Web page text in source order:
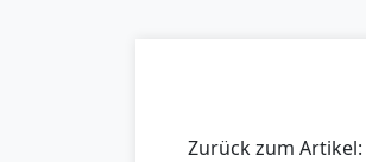
Zurück zum Artikel: